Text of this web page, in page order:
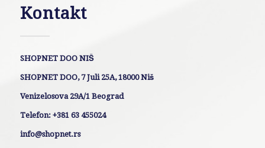
Kontakt
SHOPNET DOO NIŠ
SHOPNET DOO, 7 Juli 25A, 18000 Niš
Venizelosova 29A/1 Beograd
Telefon: +381 63 455024
info@shopnet.rs